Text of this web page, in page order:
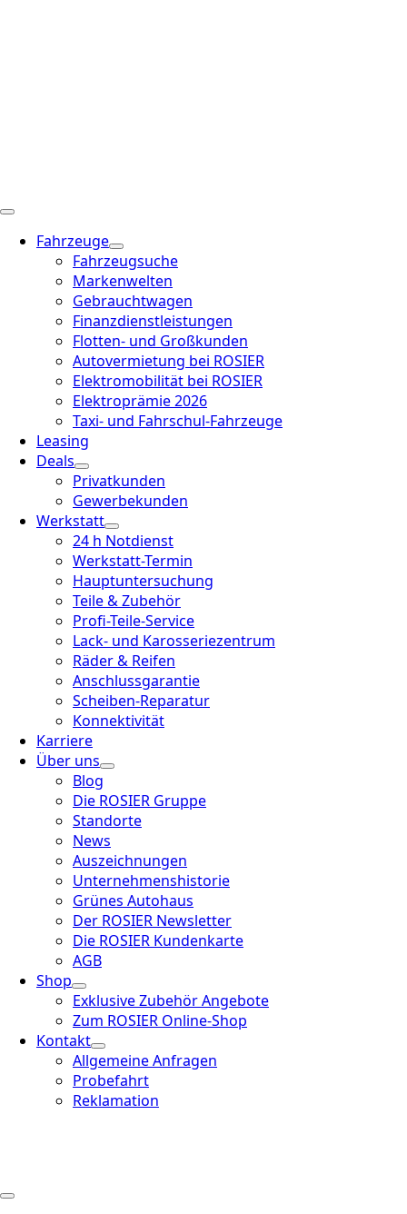
Fahrzeuge
Fahrzeugsuche
Markenwelten
Gebrauchtwagen
Finanzdienstleistungen
Flotten- und Großkunden
Autovermietung bei ROSIER
Elektromobilität bei ROSIER
Elektroprämie 2026
Taxi- und Fahrschul-Fahrzeuge
Leasing
Deals
Privatkunden
Gewerbekunden
Werkstatt
24 h Notdienst
Werkstatt-Termin
Hauptuntersuchung
Teile & Zubehör
Profi-Teile-Service
Lack- und Karosseriezentrum
Räder & Reifen
Anschlussgarantie
Scheiben-Reparatur
Konnektivität
Karriere
Über uns
Blog
Die ROSIER Gruppe
Standorte
News
Auszeichnungen
Unternehmenshistorie
Grünes Autohaus
Der ROSIER Newsletter
Die ROSIER Kundenkarte
AGB
Shop
Exklusive Zubehör Angebote
Zum ROSIER Online-Shop
Kontakt
Allgemeine Anfragen
Probefahrt
Reklamation